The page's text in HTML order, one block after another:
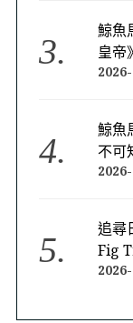
鯨魚
皇帝》
鯨魚
不可
追尋
Fig